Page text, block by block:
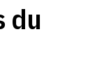
du